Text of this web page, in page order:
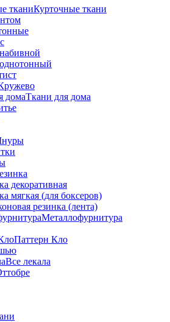
Курточные ткани
Ткани для дома
декоративная
мягкая (для боксеров)
резинка (лента)
Металлофурнитура
Паттерн Кло
Все лекала